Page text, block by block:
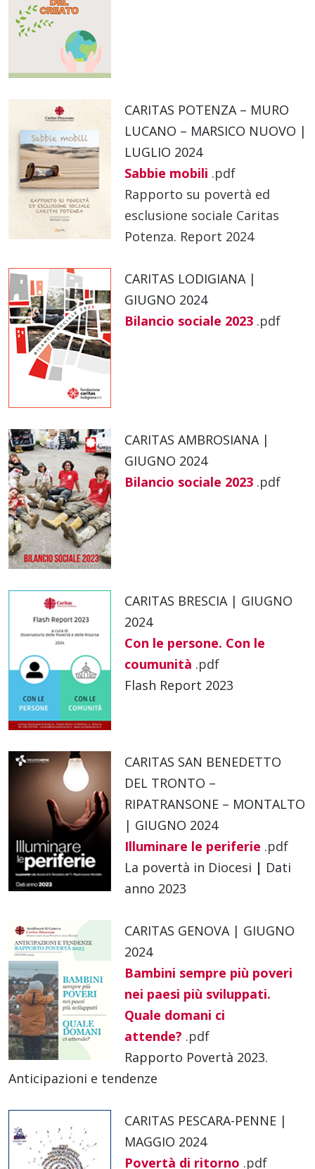
CARITAS POTENZA – MURO
LUCANO – MARSICO NUOVO |
LUGLIO 2024
Sabbie mobili .pdf
Rapporto su povertà ed
esclusione sociale Caritas
Potenza. Report 2024
CARITAS LODIGIANA |
GIUGNO 2024
Bilancio sociale 2023 .pdf
CARITAS AMBROSIANA |
GIUGNO 2024
Bilancio sociale 2023 .pdf
CARITAS BRESCIA | GIUGNO
2024
Con le persone. Con le
coumunità .pdf
Flash Report 2023
CARITAS SAN BENEDETTO
DEL TRONTO –
RIPATRANSONE – MONTALTO
| GIUGNO 2024
Illuminare le periferie .pdf
La povertà in Diocesi | Dati
anno 2023
CARITAS GENOVA | GIUGNO
2024
Bambini sempre più poveri
nei paesi più sviluppati.
Quale domani ci
attende? .pdf
Rapporto Povertà 2023.
Anticipazioni e tendenze
CARITAS PESCARA-PENNE |
MAGGIO 2024
Povertà di ritorno .pdf